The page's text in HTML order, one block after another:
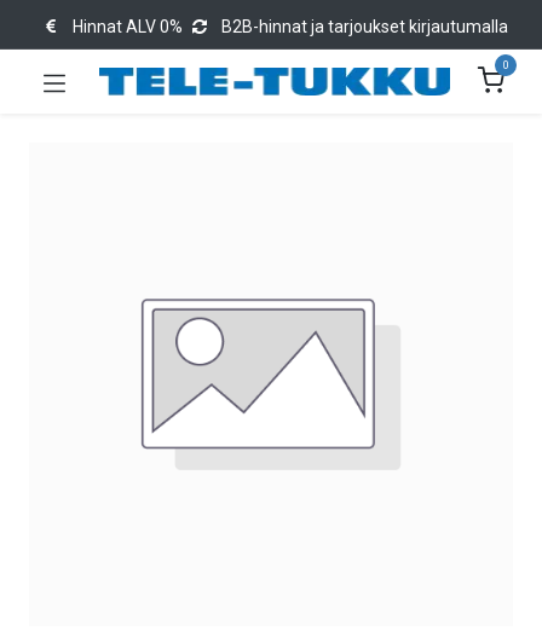
Hinnat ALV 0% B2B-hinnat ja tarjoukset kirjautumalla
0